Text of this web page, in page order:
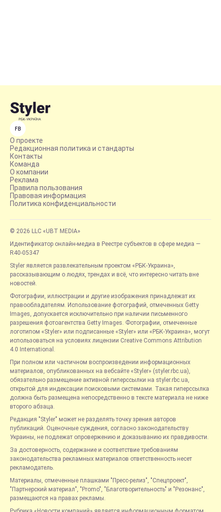
FB
О проекте
Редакционная политика и стандарты
Контакты
Команда
О компании
Реклама
Правила пользования
Правовая информация
Политика конфиденциальности
© 2026 LLC «UBT MEDIA»
Идентификатор онлайн-медиа в Реестре субъектов в сфере медиа —
R40-05347
Styler является развлекательным проектом «РБК-Украина»,
рассказывающим о людях, трендах и всё, что интересно читать вне
новостей.
Фотографии, иллюстрации и другие изображения принадлежат их
правообладателям. Использование фотографий, отмеченных Getty
Images, допускается исключительно при наличии письменного
разрешения фотоагентства Getty Images. Фотографии, отмеченные
логотипом «Styler» или подписанные «Styler» или «РБК-Украина», могут
использоваться на условиях лицензии Creative Commons Attribution
4.0 International.
При полном или частичном воспроизведении информационных
материалов, опубликованных на вебсайте «Styler» (styler.rbc.ua),
обязательно размещение активной гиперссылки на styler.rbc.ua,
открытой для индексации поисковыми системами. Такая гиперссылка
должна быть размещена непосредственно в тексте материала не ниже
второго абзаца.
Редакция "Styler" может не разделять точку зрения авторов
публикаций. Оценочные суждения, согласно законодательству
Украины, не подлежат опровержению и доказыванию их правдивости.
За достоверность, содержание и соответствие требованиям
законодательства рекламных материалов ответственность несет
рекламодатель.
Материалы, отмеченные плашками "Пресс-релиз", "Спецпроект",
"Партнерский материал", "Promo", "Благотворительность" и "Резонанс",
размещаются на правах рекламы.